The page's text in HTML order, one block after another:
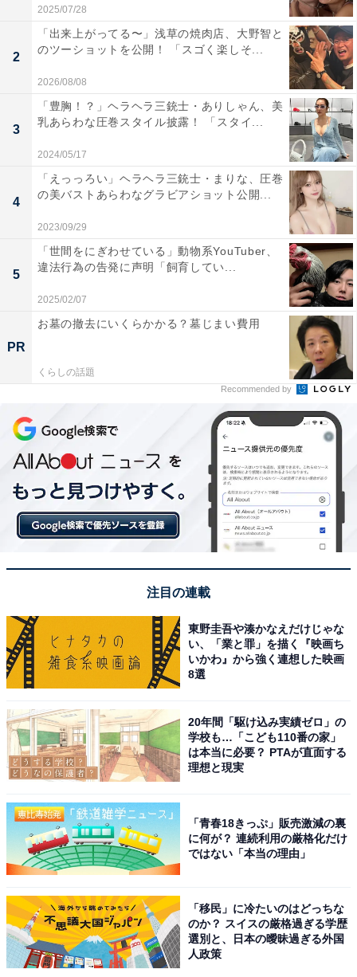
2025/07/28
2
「出来上がってる〜」浅草の焼肉店、大野智と
のツーショットを公開！ 「スゴく楽しそ...
2026/08/08
3
「豊胸！？」ヘラヘラ三銃士・ありしゃん、美
乳あらわな圧巻スタイル披露！ 「スタイ...
2024/05/17
4
「えっっろい」ヘラヘラ三銃士・まりな、圧巻
の美バストあらわなグラビアショット公開...
2023/09/29
5
「世間をにぎわせている」動物系YouTuber、
違法行為の告発に声明「飼育してい...
2025/02/07
PR
お墓の撤去にいくらかかる？墓じまい費用
くらしの話題
Recommended by
注目の連載
東野圭吾や湊かなえだけじゃな
い、「業と罪」を描く『映画ち
いかわ』から強く連想した映画
8選
20年間「駆け込み実績ゼロ」の
学校も…「こども110番の家」
は本当に必要？ PTAが直面する
理想と現実
「青春18きっぷ」販売激減の裏
に何が？ 連続利用の厳格化だけ
ではない「本当の理由」
「移民」に冷たいのはどっちな
のか？ スイスの厳格過ぎる学歴
選別と、日本の曖昧過ぎる外国
人政策